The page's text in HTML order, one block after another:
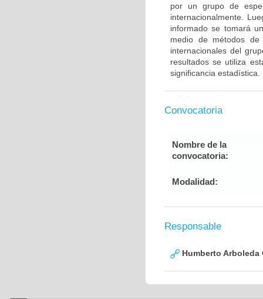
por un grupo de
internacionalmente.
informado se tomará
medio de métodos de
internacionales del
resultados se utiliza
significancia estadística.
Convocatoria
Nombre de la
convocatoria:
Modalidad:
Responsable
Humberto Arboleda